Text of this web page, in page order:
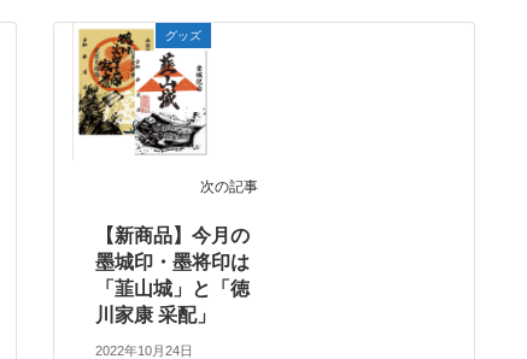
グッズ
次の記事
【新商品】今月の
墨城印・墨将印は
「韮山城」と「徳
川家康 采配」
2022年10月24日